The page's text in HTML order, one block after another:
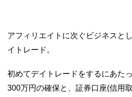
アフィリエイトに次ぐビジネスと
イトレード。
初めてデイトレードをするにあた
300万円の確保と、証券口座(信用